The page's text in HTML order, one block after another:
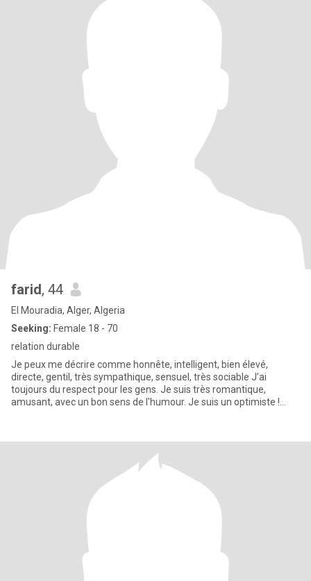
farid, 44
El Mouradia, Alger, Algeria
Seeking: Female 18 - 70
relation durable
Je peux me décrire comme honnête, intelligent, bien élevé,
directe, gentil, très sympathique, sensuel, très sociable J’ai
toujours du respect pour les gens. Je suis très romantique,
amusant, avec un bon sens de l'humour. Je suis un optimiste !